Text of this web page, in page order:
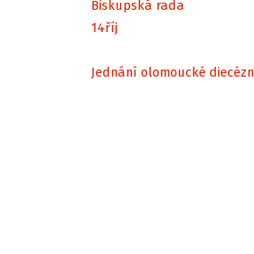
Biskupská rada
14říj
Jednání olomoucké